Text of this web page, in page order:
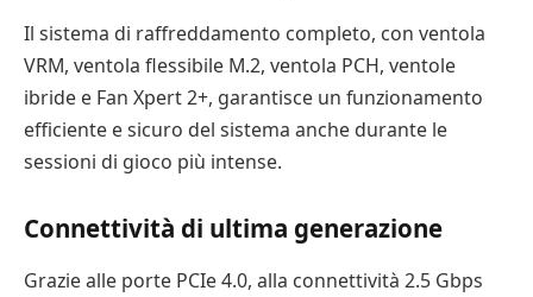
Il sistema di raffreddamento completo, con ventola
VRM, ventola flessibile M.2, ventola PCH, ventole
ibride e Fan Xpert 2+, garantisce un funzionamento
efficiente e sicuro del sistema anche durante le
sessioni di gioco più intense.
Connettività di ultima generazione
Grazie alle porte PCIe 4.0, alla connettività 2.5 Gbps